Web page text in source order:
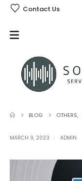
Contact Us
BLOG OTHERS,
MARCH 9, 2023 ADMIN